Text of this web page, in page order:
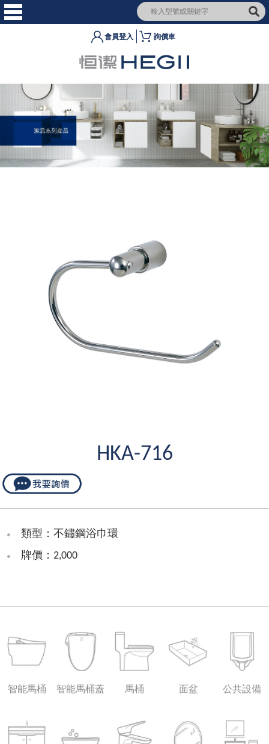
會員登入 詢價車
HKA-716
類型：不鏽鋼浴巾環
牌價：2,000
智能馬桶 智能馬桶蓋 馬桶 面盆 公共設備